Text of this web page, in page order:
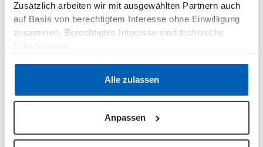
Zusätzlich arbeiten wir mit ausgewählten Partnern auch
auf Basis von berechtigtem Interesse ohne Einwilligung
zusammen. Berechtigtes Interesse sind technische
Alle zulassen
Anpassen
Einsicht in Verbrauchsdaten
Energieverbrauchsverhalten durch Smart Meter
Daten. Sie sehen die Auswirkungen dynamischer
Tarife und können monatliche Rechnungsbeträge